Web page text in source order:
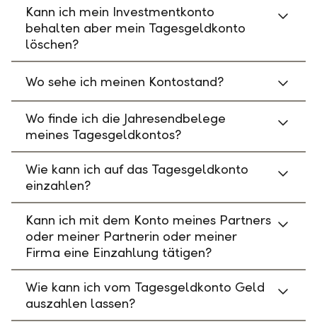
Kann ich mein Investmentkonto
behalten aber mein Tagesgeldkonto
löschen?
Wo sehe ich meinen Kontostand?
Wo finde ich die Jahresendbelege
meines Tagesgeldkontos?
Wie kann ich auf das Tagesgeldkonto
einzahlen?
Kann ich mit dem Konto meines Partners
oder meiner Partnerin oder meiner
Firma eine Einzahlung tätigen?
Wie kann ich vom Tagesgeldkonto Geld
auszahlen lassen?